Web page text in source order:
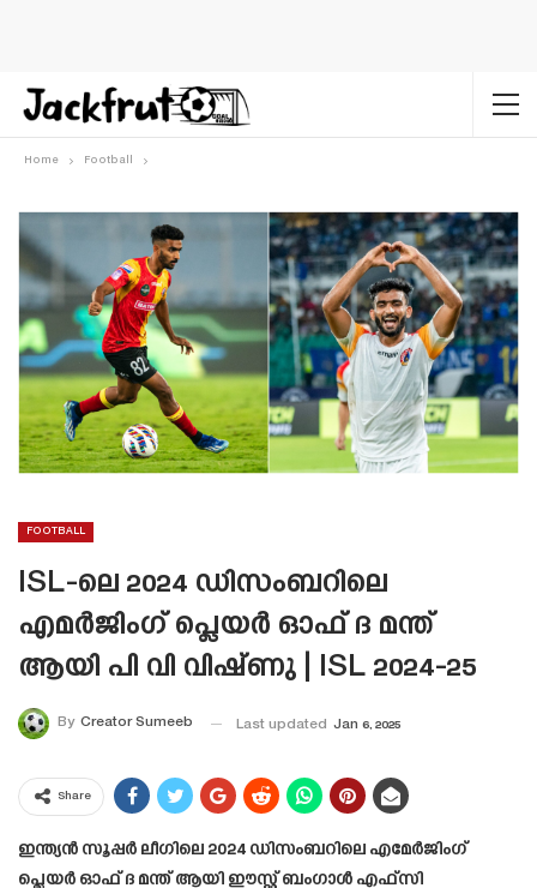
Home Football
FOOTBALL
ISL-ലെ 2024 ഡിസംബറിലെ
എമർജിംഗ് പ്ലെയർ ഓഫ് ദ മന്ത്
ആയി പി വി വിഷ്ണു | ISL 2024-25
By Creator Sumeeb Last updated Jan 6, 2025
Share
ഇന്ത്യൻ സൂപ്പർ ലീഗിലെ 2024 ഡിസംബറിലെ എമേർജിംഗ്
പ്ലെയർ ഓഫ് ദ മന്ത് ആയി ഈസ്റ്റ് ബംഗാൾ എഫ്‌സി